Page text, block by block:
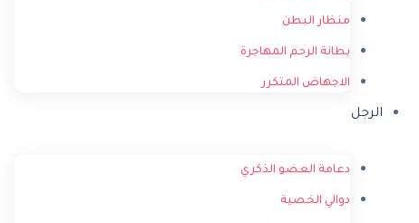
منظار البطن
بطانة الرحم المهاجرة
الاجهاض المتكرر
الرجل
دعامة العضو الذكري
دوالي الخصية